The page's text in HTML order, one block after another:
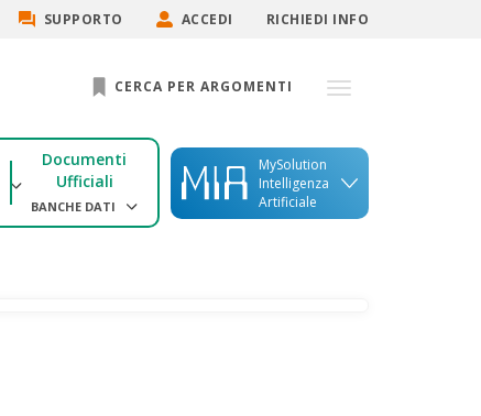
SUPPORTO ACCEDI RICHIEDI INFO
CERCA PER ARGOMENTI
Documenti
Ufficiali
BANCHE DATI
MySolution
Intelligenza
Artificiale